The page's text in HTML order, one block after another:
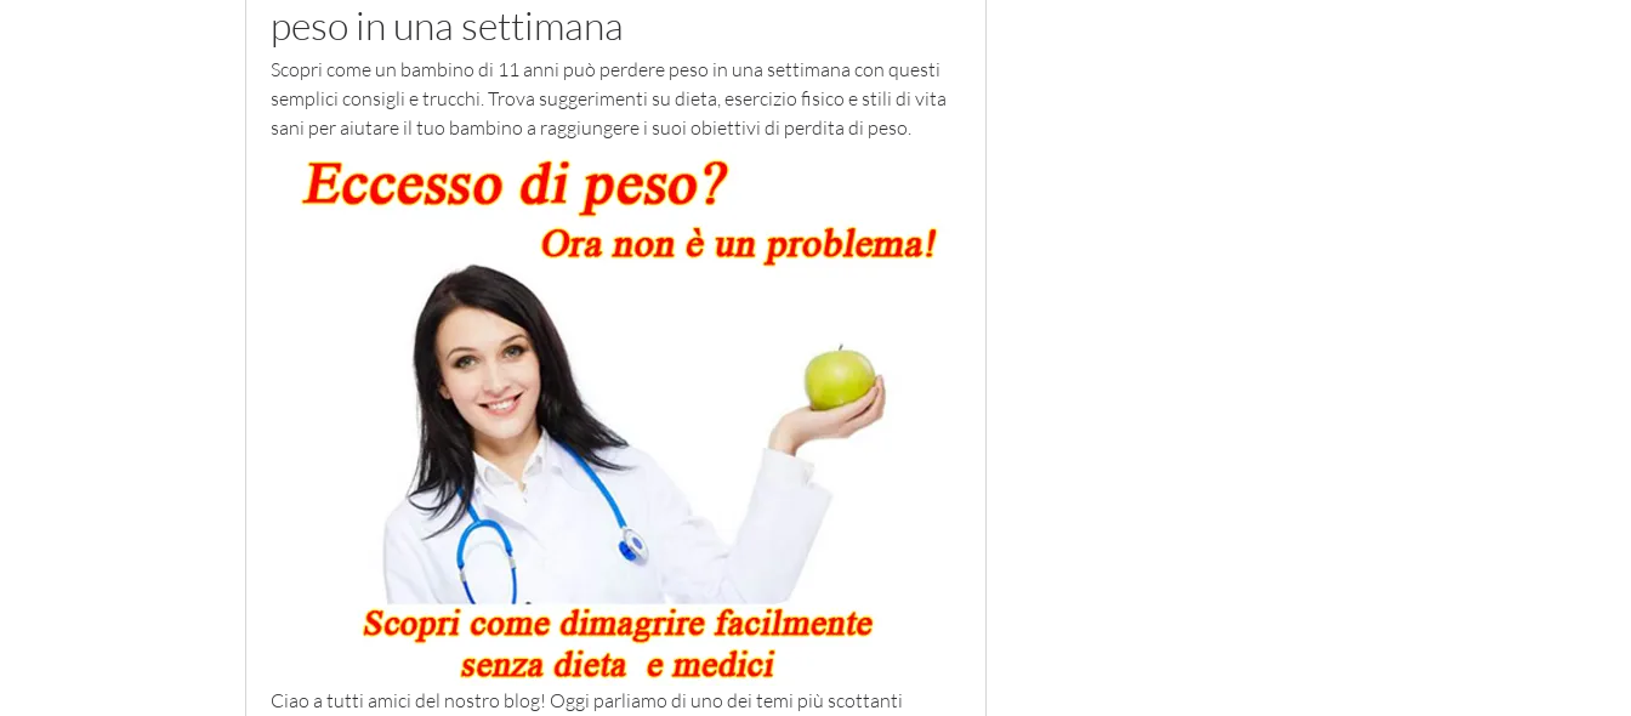
peso in una settimana
Scopri come un bambino di 11 anni può perdere peso in una settimana con questi
semplici consigli e trucchi. Trova suggerimenti su dieta, esercizio fisico e stili di vita
sani per aiutare il tuo bambino a raggiungere i suoi obiettivi di perdita di peso.
Ciao a tutti amici del nostro blog! Oggi parliamo di uno dei temi più scottanti